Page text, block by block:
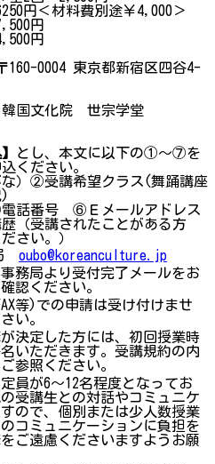
円＜材料費別途￥4,000＞
円
円
160-0004 東京都新宿区四谷4-
韓国文化院 世宗学堂
とし、本文に以下の①～⑦を
ください。
）②受講希望クラス(舞踊講座
)
番号 ⑥Ｅメールアドレス
（受講されたことがある方
さい。）
oubo@koreanculture.jp
務局より受付完了メールをお
認ください。
等)での申請は受け付けませ
い。
決定した方には、初回授業時
いただきます。受講規約の内
参照ください。
員が6～12名程度となってお
受講生との対話やコミュニケ
ので、個別または少人数授業
コミュニケーションに負担を
ご遠慮くださいますようお願